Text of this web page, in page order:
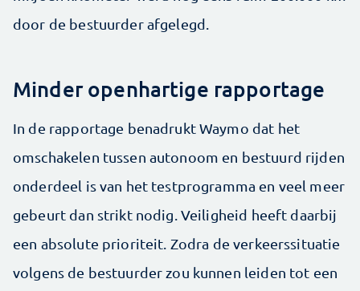
door de bestuurder afgelegd.
Minder openhartige rapportage
In de rapportage benadrukt Waymo dat het
omschakelen tussen autonoom en bestuurd rijden
onderdeel is van het testprogramma en veel meer
gebeurt dan strikt nodig. Veiligheid heeft daarbij
een absolute prioriteit. Zodra de verkeerssituatie
volgens de bestuurder zou kunnen leiden tot een